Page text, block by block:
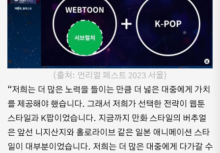
(출처: 언리얼 페스트 2023 서울)
“저희는 더 많은 노력을 들이는 만큼 더 넓은 대중에게 가치
를 제공해야 했습니다. 그래서 저희가 선택한 전략이 웹툰
스타일과 K팝이었습니다. 지금까지 만화 스타일의 버추얼
은 앞선 니지산지와 홀로라이브 같은 일본 애니메이션 스타
일이 대부분이었습니다. 저희는 더 많은 대중에게 다가갈 수